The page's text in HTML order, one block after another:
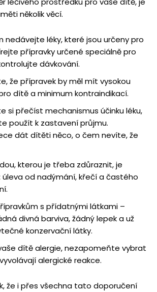
několik věcí.
nedávejte léky, které jsou určeny pro
přípravky určené speciálně pro
dávkování.
že přípravek by měl mít vysokou
dítě a minimum kontraindikací.
si přečíst mechanismus účinku léku,
použít k zastavení průjmu.
dát dítěti něco, o čem nevíte, že
kterou je třeba zdůraznit, je
úleva od nadýmání, křečí a častého
s přídatnými látkami –
divná barviva, žádný lepek a už
konzervační látky.
dítě alergie, nezapomeňte vybrat
alergické reakce.
že i přes všechna tato doporučení